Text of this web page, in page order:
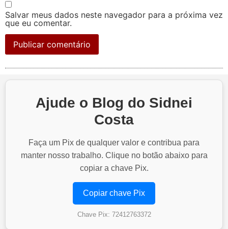
Salvar meus dados neste navegador para a próxima vez
que eu comentar.
Ajude o Blog do Sidnei
Costa
Faça um Pix de qualquer valor e contribua para
manter nosso trabalho. Clique no botão abaixo para
copiar a chave Pix.
Copiar chave Pix
Chave Pix: 72412763372